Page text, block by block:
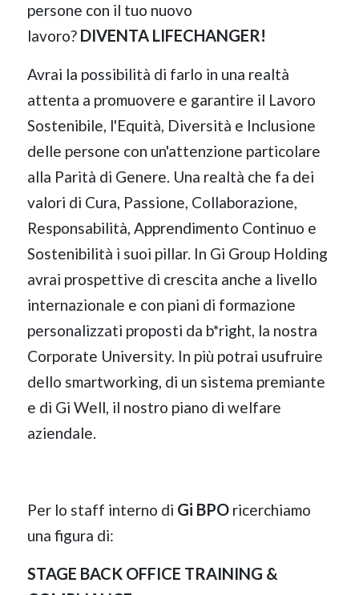
persone con il tuo nuovo
lavoro? DIVENTA LIFECHANGER!
Avrai la possibilità di farlo in una realtà
attenta a promuovere e garantire il Lavoro
Sostenibile, l'Equità, Diversità e Inclusione
delle persone con un'attenzione particolare
alla Parità di Genere. Una realtà che fa dei
valori di Cura, Passione, Collaborazione,
Responsabilità, Apprendimento Continuo e
Sostenibilità i suoi pillar. In Gi Group Holding
avrai prospettive di crescita anche a livello
internazionale e con piani di formazione
personalizzati proposti da b*right, la nostra
Corporate University. In più potrai usufruire
dello smartworking, di un sistema premiante
e di Gi Well, il nostro piano di welfare
aziendale.
Per lo staff interno di Gi BPO ricerchiamo
una figura di:
STAGE BACK OFFICE TRAINING &